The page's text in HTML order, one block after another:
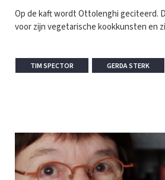
Op de kaft wordt Ottolenghi geciteerd.
voor zijn vegetarische kookkunsten en
TIM SPECTOR GERDA STERK